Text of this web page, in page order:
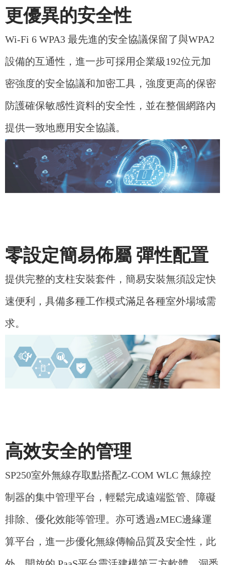
更優異的安全性
Wi-Fi 6 WPA3 最先進的安全協議保留了與WPA2
設備的互通性，進一步可採用企業級192位元加
密強度的安全協議和加密工具，強度更高的保密
防護確保敏感性資料的安全性，並在整個網路內
提供一致地應用安全協議。
零設定簡易佈屬 彈性配置
提供完整的支柱安裝套件，簡易安裝無須設定快
速便利，具備多種工作模式滿足各種室外場域需
求。
高效安全的管理
SP250室外無線存取點搭配Z-COM WLC 無線控
制器的集中管理平台，輕鬆完成遠端監管、障礙
排除、優化效能等管理。亦可透過zMEC邊緣運
算平台，進一步優化無線傳輸品質及安全性，此